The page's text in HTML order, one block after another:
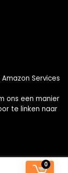
0
Services
ons een manier
te linken naar